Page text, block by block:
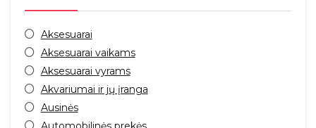
Aksesuarai
Aksesuarai vaikams
Aksesuarai vyrams
Akvariumai ir jų įranga
Ausinės